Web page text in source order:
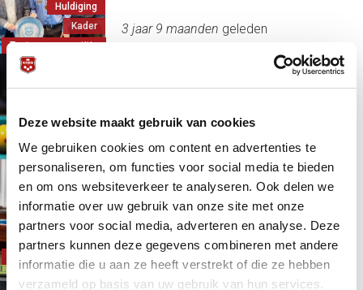
Deze website maakt gebruik van cookies
We gebruiken cookies om content en advertenties te
personaliseren, om functies voor social media te bieden
en om ons websiteverkeer te analyseren. Ook delen we
informatie over uw gebruik van onze site met onze
partners voor social media, adverteren en analyse. Deze
partners kunnen deze gegevens combineren met andere
informatie die u aan ze heeft verstrekt of die ze hebben
verzameld op basis van uw gebruik van hun services.
Huldiging
Kader
Topteamcompetitie
3 jaar 9 maanden geleden
Kader
NK Biljartvijfkamp Ereklasse
7 december 2022 - 09:30
Topteamcompetitie: eerste
speeldag seizoen 2022-2023
3 jaar 11 maandengeleden